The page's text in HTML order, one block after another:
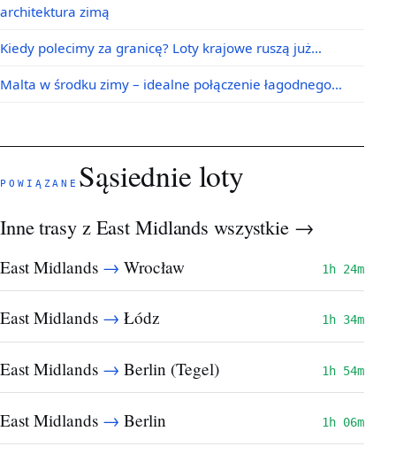
architektura zimą
Kiedy polecimy za granicę? Loty krajowe ruszą już…
Malta w środku zimy – idealne połączenie łagodnego…
POWIĄZANE Sąsiednie loty
Inne trasy z East Midlands wszystkie →
East Midlands → Wrocław 1h 24m
East Midlands → Łódz 1h 34m
East Midlands → Berlin (Tegel) 1h 54m
East Midlands → Berlin 1h 06m